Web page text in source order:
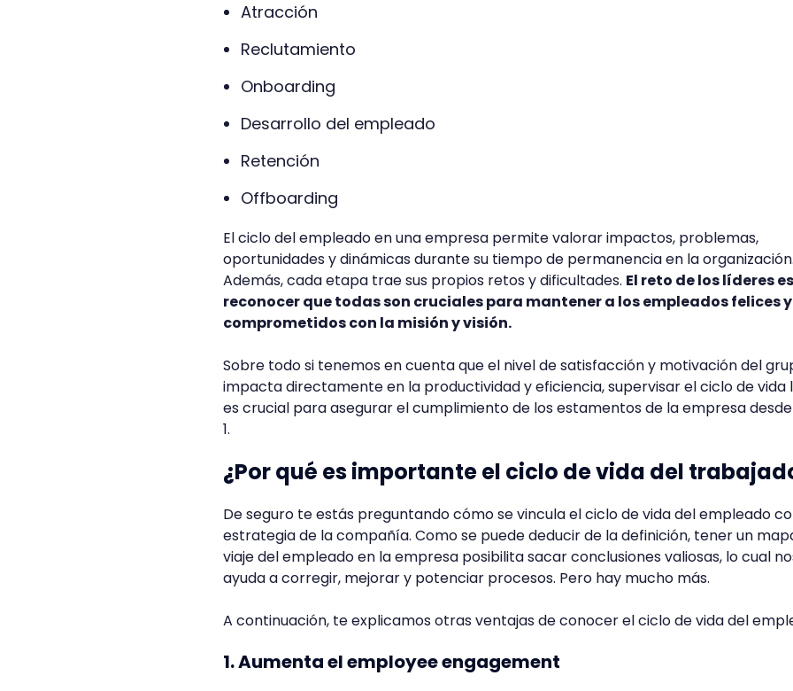
Atracción
Reclutamiento
Onboarding
Desarrollo del empleado
Retención
Offboarding
El ciclo del empleado en una empresa permite valorar impactos, problemas,
oportunidades y dinámicas durante su tiempo de permanencia en la organización.
Además, cada etapa trae sus propios retos y dificultades. El reto de los líderes es
reconocer que todas son cruciales para mantener a los empleados felices y
comprometidos con la misión y visión.
Sobre todo si tenemos en cuenta que el nivel de satisfacción y motivación del
impacta directamente en la productividad y eficiencia, supervisar el ciclo de vida
es crucial para asegurar el cumplimiento de los estamentos de la empresa
1.
¿Por qué es importante el ciclo de vida del
De seguro te estás preguntando cómo se vincula el ciclo de vida del empleado
estrategia de la compañía. Como se puede deducir de la definición, tener un
viaje del empleado en la empresa posibilita sacar conclusiones valiosas, lo cual
ayuda a corregir, mejorar y potenciar procesos. Pero hay mucho más.
A continuación, te explicamos otras ventajas de conocer el ciclo de vida del
1. Aumenta el employee engagement